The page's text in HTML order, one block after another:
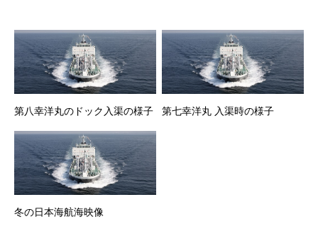
第八幸洋丸のドック入渠の様子 第七幸洋丸 入渠時の様子
冬の日本海航海映像